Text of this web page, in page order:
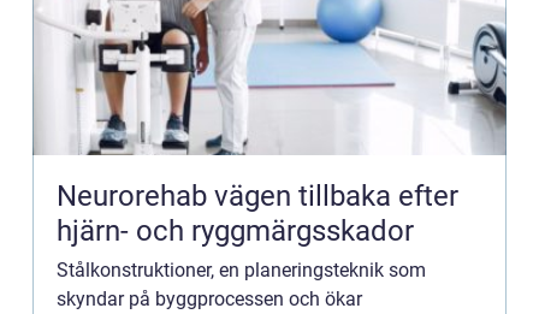
Neurorehab vägen tillbaka efter
hjärn- och ryggmärgsskador
Stålkonstruktioner, en planeringsteknik som
skyndar på byggprocessen och ökar